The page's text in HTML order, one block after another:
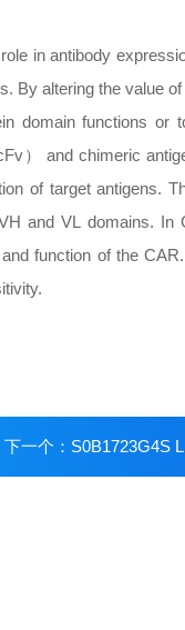
in antibody
By altering the value
domain functions or
） and chimeric
of target antigens.
and VL domains.
function of the
下一个： S0B1723G4S Linker